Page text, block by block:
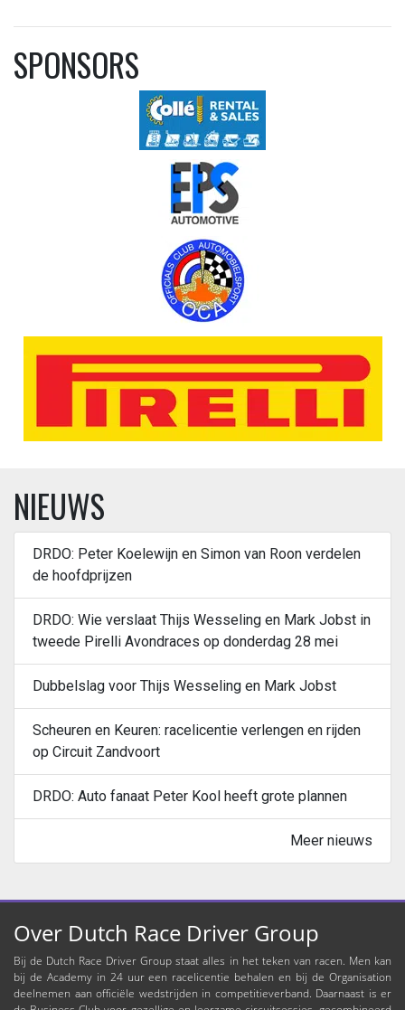
SPONSORS
NIEUWS
DRDO: Peter Koelewijn en Simon van Roon verdelen
de hoofdprijzen
DRDO: Wie verslaat Thijs Wesseling en Mark Jobst in
tweede Pirelli Avondraces op donderdag 28 mei
Dubbelslag voor Thijs Wesseling en Mark Jobst
Scheuren en Keuren: racelicentie verlengen en rijden
op Circuit Zandvoort
DRDO: Auto fanaat Peter Kool heeft grote plannen
Meer nieuws
Over Dutch Race Driver Group
Bij de Dutch Race Driver Group staat alles in het teken van racen. Men kan
bij de Academy in 24 uur een racelicentie behalen en bij de Organisation
deelnemen aan officiële wedstrijden in competitieverband. Daarnaast is er